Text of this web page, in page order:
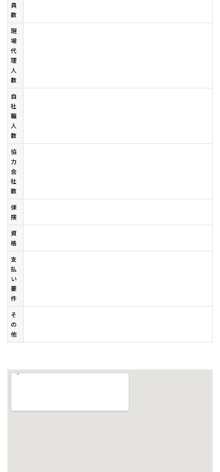
員
数
現
場
代
理
人
数
自
社
職
人
数
協
力
会
社
数
保
険
資
格
支
払
い
要
件
そ
の
他